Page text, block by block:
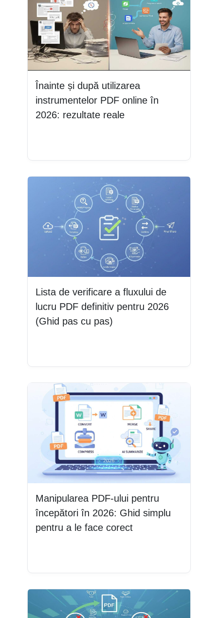
Înainte și după utilizarea
instrumentelor PDF online în
2026: rezultate reale
Lista de verificare a fluxului de
lucru PDF definitiv pentru 2026
(Ghid pas cu pas)
Manipularea PDF-ului pentru
începători în 2026: Ghid simplu
pentru a le face corect